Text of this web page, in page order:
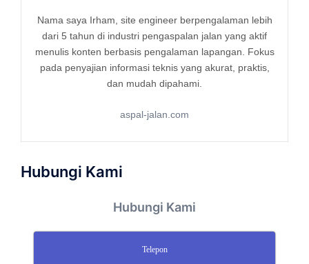
Nama saya Irham, site engineer berpengalaman lebih
dari 5 tahun di industri pengaspalan jalan yang aktif
menulis konten berbasis pengalaman lapangan. Fokus
pada penyajian informasi teknis yang akurat, praktis,
dan mudah dipahami.
aspal-jalan.com
Hubungi Kami
Hubungi Kami
Telepon